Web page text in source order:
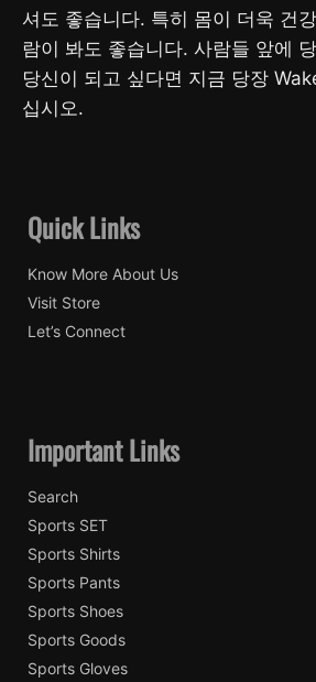
셔도 좋습니다. 특히 몸이 더욱 건
람이 봐도 좋습니다. 사람들 앞에
당신이 되고 싶다면 지금 당장
십시오.
Quick Links
Know More About Us
Visit Store
Let’s Connect
Important Links
Search
Sports SET
Sports Shirts
Sports Pants
Sports Shoes
Sports Goods
Sports Gloves